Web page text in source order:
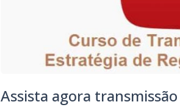
Assista agora